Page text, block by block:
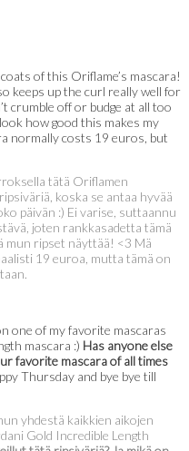
of this Oriflame’s mascara!
keeps up the curl really well for
crumble off or budge at all too
how good this makes my
normally costs 19 euros, but
tätä Oriflamen
koska se antaa hyvää
päivän :) Ei varise, suttaannu
joten rankkasadetta tämä
mun ripset näyttää! <3 Mä
19 euroa, mutta tämä on
one of my favorite mascaras
mascara :) Has anyone else
favorite mascara of all times
Thursday and bye bye till
yhdestä kaikkien aikojen
Gold Incredible Length